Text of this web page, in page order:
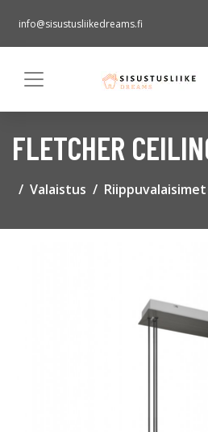
info@sisustusliikedreams.fi
FLETCHER
Valaistus Riippuvalaisimet